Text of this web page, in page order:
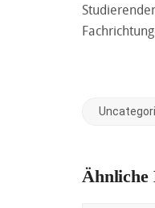
Ähnliche